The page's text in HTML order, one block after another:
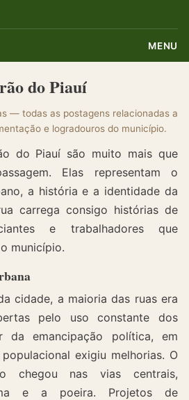
MENU
do Piauí
— todas as postagens relacionadas a
e logradouros do município.
do Piauí são muito mais que
Elas representam o
a história e a identidade da
carrega consigo histórias de
e trabalhadores que
município.
cidade, a maioria das ruas era
pelo uso constante dos
da emancipação política, em
exigiu melhorias. O
chegou nas vias centrais,
e a poeira. Projetos de